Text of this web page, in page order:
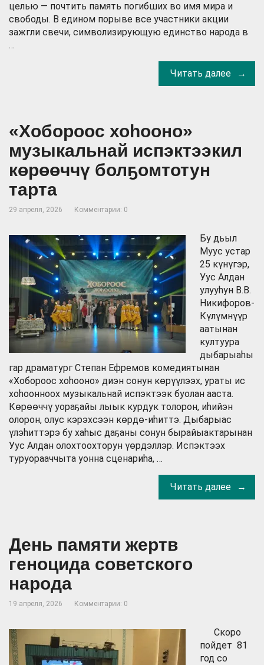
целью — почтить память погибших во имя мира и
свободы. В едином порыве все участники акции
зажгли свечи, символизирующую единство народа в
…
Читать далее
«Хобороос хоһооно»
музыкальнай испэктээкил
көрөөччү болҕомтотун
тарта
29 апреля, 2026 Комментарии: 0
Бу дьыл
Муус устар
25 күнүгэр,
Уус Алдан
улууһун В.В.
Никифоров-
Күлүмнүүр
аатынан
култуура
дыбарыаһы
гар драматург Степан Ефремов комедиятынан
«Хобороос хоһооно» диэн сонун көрүүлээх, ураты ис
хоһоонноох музыкальнай испэктээк буолан ааста.
Көрөөччү уораҕайы лыык курдук толорон, иһийэн
олорон, олус кэрэхсээн көрдө-иһиттэ. Дыбарыас
үлэһиттэрэ бу хаһыс даҕаны сонун бырайыактарынан
Уус Алдан олохтоохторун үөрдэллэр. Испэктээх
туруорааччыта уонна сценариһа, …
Читать далее
День памяти жертв
геноцида советского
народа
19 апреля, 2026 Комментарии: 0
Скоро
пойдет 81
год со